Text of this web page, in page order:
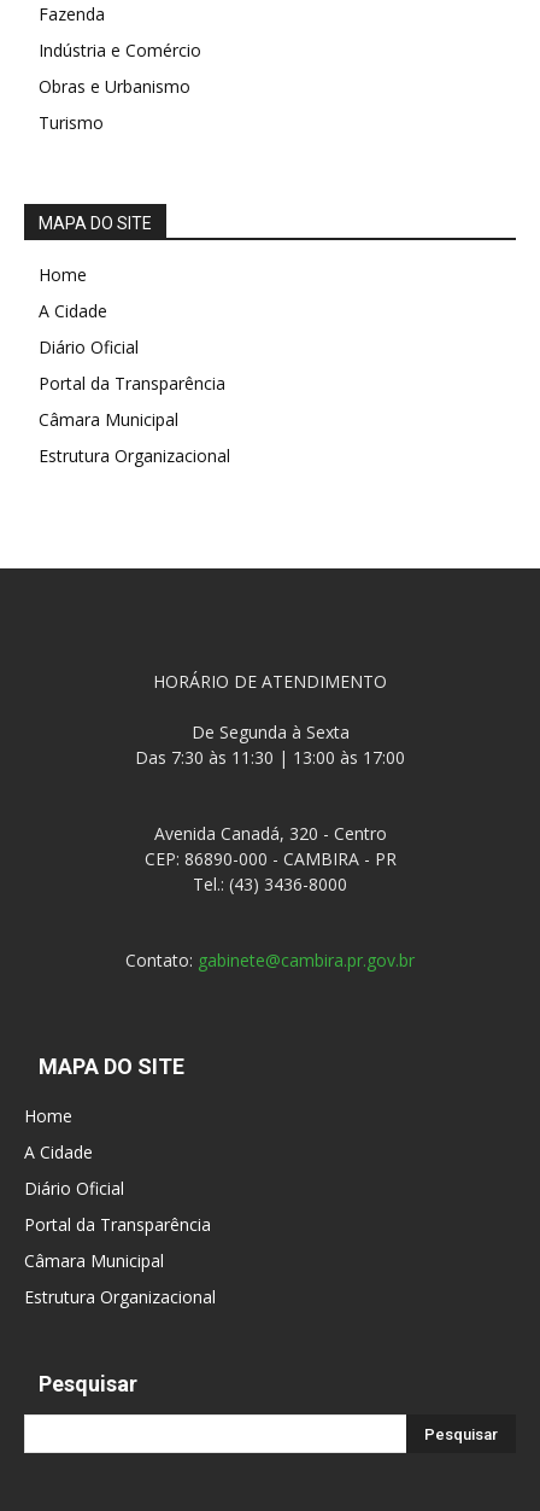
Fazenda
Indústria e Comércio
Obras e Urbanismo
Turismo
MAPA DO SITE
Home
A Cidade
Diário Oficial
Portal da Transparência
Câmara Municipal
Estrutura Organizacional
HORÁRIO DE ATENDIMENTO
De Segunda à Sexta
Das 7:30 às 11:30 | 13:00 às 17:00
Avenida Canadá, 320 - Centro
CEP: 86890-000 - CAMBIRA - PR
Tel.: (43) 3436-8000
Contato: gabinete@cambira.pr.gov.br
MAPA DO SITE
Home
A Cidade
Diário Oficial
Portal da Transparência
Câmara Municipal
Estrutura Organizacional
Pesquisar